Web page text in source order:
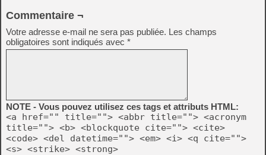
Commentaire ¬
Votre adresse e-mail ne sera pas publiée. Les champs
obligatoires sont indiqués avec *
NOTE - Vous pouvez utilisez ces tags et attributs HTML:
<a href="" title=""> <abbr title=""> <acronym
title=""> <b> <blockquote cite=""> <cite>
<code> <del datetime=""> <em> <i> <q cite="">
<s> <strike> <strong>